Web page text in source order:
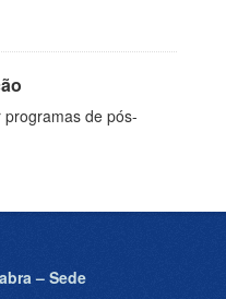
de pós-
– Sede